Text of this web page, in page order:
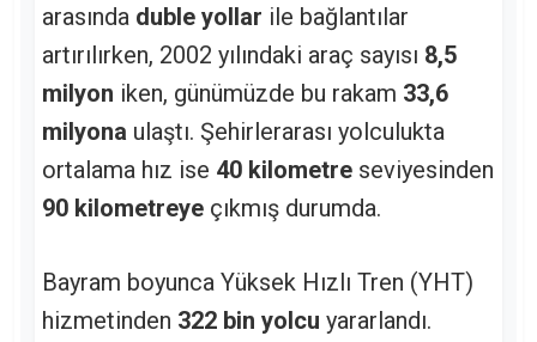
arasında duble yollar ile bağlantılar
artırılırken, 2002 yılındaki araç sayısı 8,5
milyon iken, günümüzde bu rakam 33,6
milyona ulaştı. Şehirlerarası yolculukta
ortalama hız ise 40 kilometre seviyesinden
90 kilometreye çıkmış durumda.
Bayram boyunca Yüksek Hızlı Tren (YHT)
hizmetinden 322 bin yolcu yararlandı.